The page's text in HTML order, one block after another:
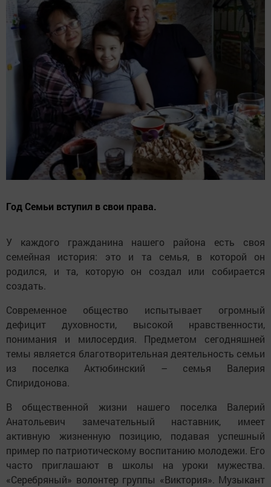
Год Семьи вступил в свои права.
У каждого гражданина нашего района есть своя
семейная история: это и та семья, в которой он
родился, и та, которую он создал или собирается
создать.
Современное общество испытывает огромный
дефицит духовности, высокой нравственности,
понимания и милосердия. Предметом сегодняшней
темы является благотворительная деятельность семьи
из поселка Актюбинский – семья Валерия
Спиридонова.
В общественной жизни нашего поселка Валерий
Анатольевич замечательный наставник, имеет
активную жизненную позицию, подавая успешный
пример по патриотическому воспитанию молодежи. Его
часто приглашают в школы на уроки мужества.
«Серебряный» волонтер группы «Виктория». Музыкант